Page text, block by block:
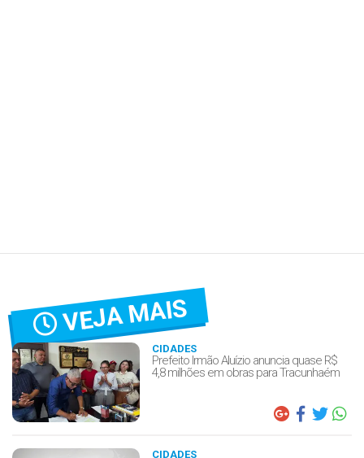
VEJA MAIS
CIDADES
Prefeito Irmão Aluízio anuncia quase R$
4,8 milhões em obras para Tracunhaém
CIDADES